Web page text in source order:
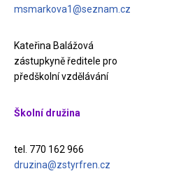
msmarkova1@seznam.cz
Kateřina Balážová
zástupkyně ředitele pro
předškolní vzdělávání
Školní družina
tel. 770 162 966
druzina@zstyrfren.cz